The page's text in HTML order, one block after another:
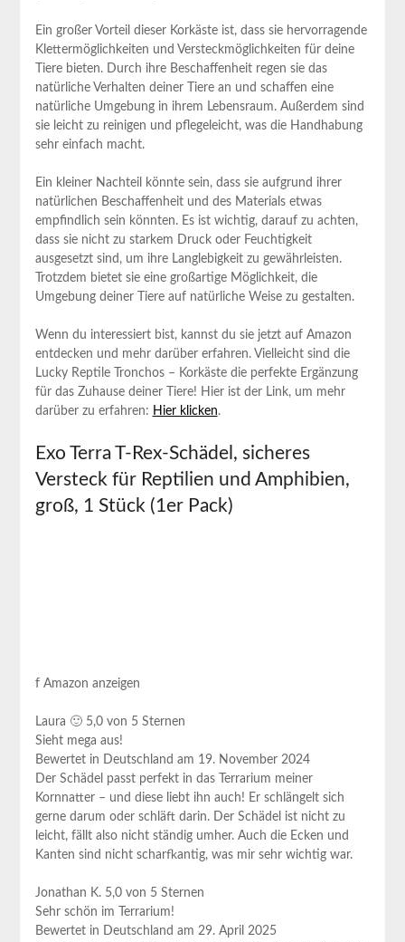
Ein​ großer Vorteil dieser Korkäste ist, dass sie hervorragende
Klettermöglichkeiten und Versteckmöglichkeiten für deine
Tiere bieten. Durch ihre Beschaffenheit regen sie‍ das
‍natürliche Verhalten deiner ‍Tiere an und schaffen eine
natürliche Umgebung in ‌ihrem Lebensraum. Außerdem sind
sie leicht zu ⁣reinigen und pflegeleicht, was die ​Handhabung
sehr einfach macht.
Ein kleiner Nachteil könnte sein, dass ‍sie aufgrund ihrer
natürlichen Beschaffenheit und des Materials etwas
empfindlich sein könnten. Es ist wichtig, darauf zu achten,
dass sie nicht zu starkem Druck oder Feuchtigkeit
ausgesetzt sind, um ihre Langlebigkeit zu gewährleisten.
Trotzdem bietet sie eine ⁢großartige Möglichkeit, die
Umgebung deiner Tiere auf natürliche Weise ⁣zu gestalten.
Wenn du interessiert bist,‌ kannst du sie jetzt auf Amazon
entdecken und mehr darüber erfahren. ⁤Vielleicht sind die
Lucky Reptile Tronchos⁤ – Korkäste die perfekte Ergänzung
für das Zuhause deiner Tiere! Hier ist der Link, um mehr
darüber ‍zu erfahren: Hier ⁢klicken.
Exo Terra T-Rex-Schädel, sicheres
Versteck ​für Reptilien und Amphibien,
groß, 1 Stück (1er Pack)
f Amazon ⁣anzeigen
Laura 🙂 5,0 von 5 Sternen
Sieht mega aus!
Bewertet in Deutschland am 19. ⁢November 2024
Der ‍Schädel⁤ passt perfekt in das Terrarium meiner
Kornnatter – und ⁤diese ⁣liebt ⁣ihn auch! Er‌ schlängelt sich
gerne‌ darum oder schläft darin. ‍Der Schädel ist nicht zu
leicht, fällt also nicht ⁣ständig umher. Auch die ​Ecken und
Kanten sind nicht scharfkantig, ​was mir sehr wichtig war.
Jonathan ‍K. 5,0 von 5 Sternen
Sehr schön ⁣im​ Terrarium!
Bewertet ⁤in Deutschland am 29. April ‌2025